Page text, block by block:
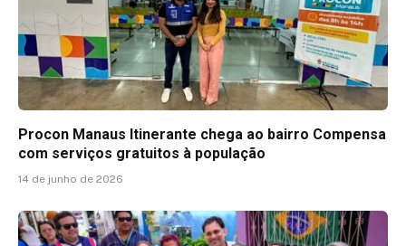
Procon Manaus Itinerante chega ao bairro Compensa
com serviços gratuitos à população
14 de junho de 2026